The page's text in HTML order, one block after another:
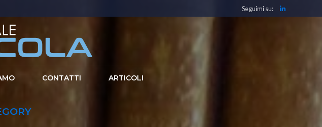
Seguimi su:
CONTATTI ARTICOLI